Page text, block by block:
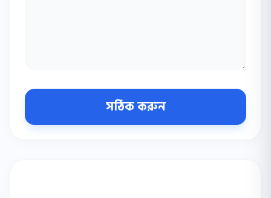
সঠিক করুন